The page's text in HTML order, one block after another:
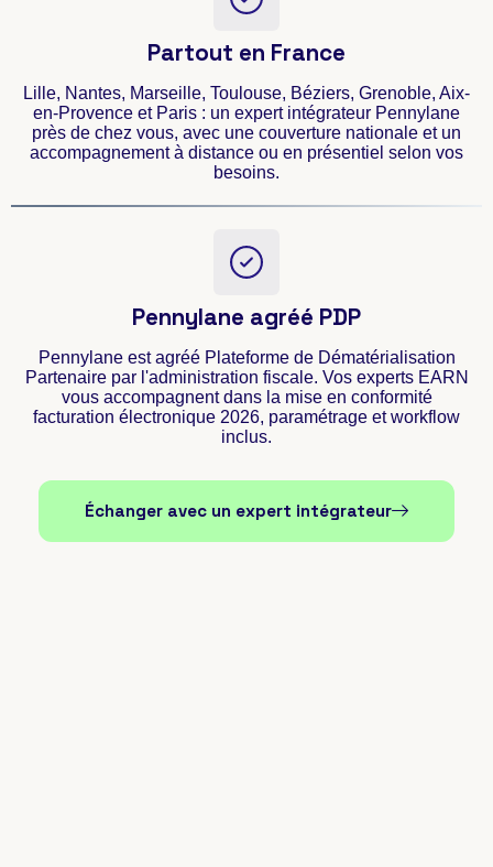
Échanger avec un expert intégrateur
Partout en France
Lille, Nantes, Marseille, Toulouse, Béziers, Grenoble, Aix-
en-Provence et Paris : un expert intégrateur Pennylane
près de chez vous, avec une couverture nationale et un
accompagnement à distance ou en présentiel selon vos
besoins.
Pennylane agréé PDP
Pennylane est agréé Plateforme de Dématérialisation
Partenaire par l'administration fiscale. Vos experts EARN
vous accompagnent dans la mise en conformité
facturation électronique 2026, paramétrage et workflow
inclus.